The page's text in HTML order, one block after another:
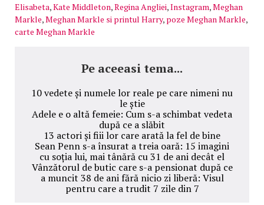
Elisabeta,Kate Middleton,Regina Angliei,Instagram,Meghan
Markle,Meghan Markle si printul Harry, poze Meghan Markle,
carte Meghan Markle
Pe aceeasi tema...
10 vedete și numele lor reale pe care nimeni nu
le știe
Adele e o altă femeie: Cum s-a schimbat vedeta
după ce a slăbit
13 actori și fiii lor care arată la fel de bine
Sean Penn s-a însurat a treia oară: 15 imagini
cu soția lui, mai tânără cu 31 de ani decât el
Vânzătorul de butic care s-a pensionat după ce
a muncit 38 de ani fără nicio zi liberă: Visul
pentru care a trudit 7 zile din 7